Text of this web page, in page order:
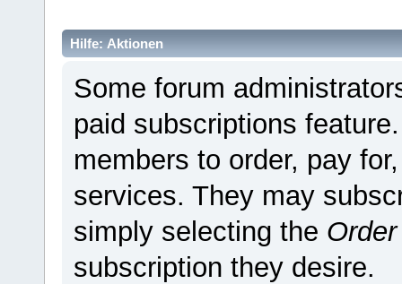
Hilfe: Aktionen
Some forum
paid subscriptions
members to order, pay
services. They may
simply selecting the Order
subscription they desire.